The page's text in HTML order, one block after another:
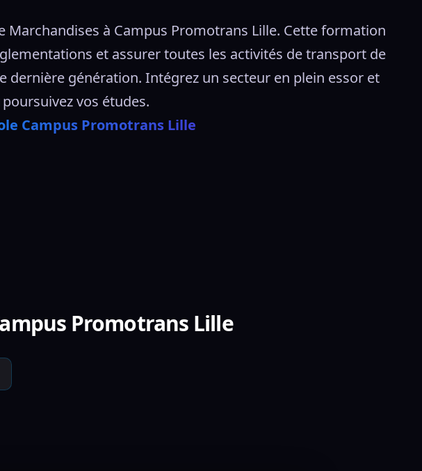
Marchandises à Campus Promotrans Lille. Cette formation
et assurer toutes les activités de transport de
génération. Intégrez un secteur en plein essor et
vos études.
Campus Promotrans Lille
Promotrans Lille